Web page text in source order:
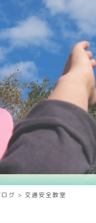
ログ > 交通安全教室